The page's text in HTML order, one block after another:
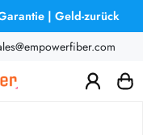
| Geld-zurück